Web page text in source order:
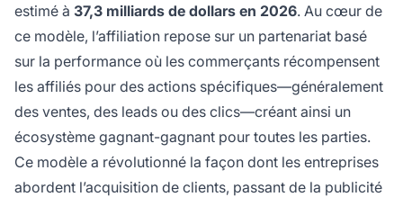
estimé à 37,3 milliards de dollars en 2026. Au cœur de
ce modèle, l’affiliation repose sur un partenariat basé
sur la performance où les commerçants récompensent
les affiliés pour des actions spécifiques—généralement
des ventes, des leads ou des clics—créant ainsi un
écosystème gagnant-gagnant pour toutes les parties.
Ce modèle a révolutionné la façon dont les entreprises
abordent l’acquisition de clients, passant de la publicité